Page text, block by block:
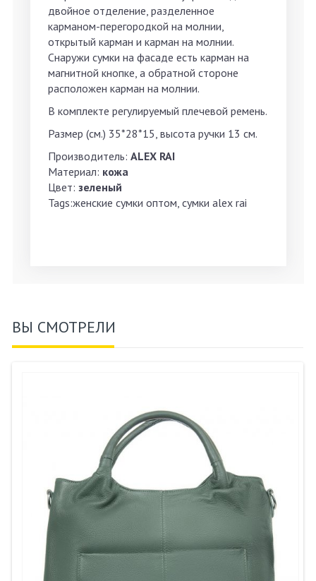
двойное отделение, разделенное
карманом-перегородкой на молнии,
открытый карман и карман на молнии.
Снаружи сумки на фасаде есть карман на
магнитной кнопке, а обратной стороне
расположен карман на молнии.
В комплекте регулируемый плечевой ремень.
Размер (см.) 35*28*15, высота ручки 13 см.
Производитель: ALEX RAI
Материал: кожа
Цвет: зеленый
Tags:женские сумки оптом, сумки alex rai
ВЫ СМОТРЕЛИ